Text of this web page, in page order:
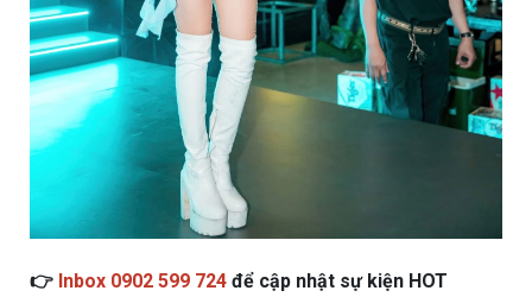
👉 Inbox 0902 599 724 để cập nhật sự kiện HOT